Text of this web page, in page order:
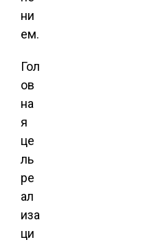
ни
ем.
Гол
ов
на
я
це
ль
ре
ал
иза
ци